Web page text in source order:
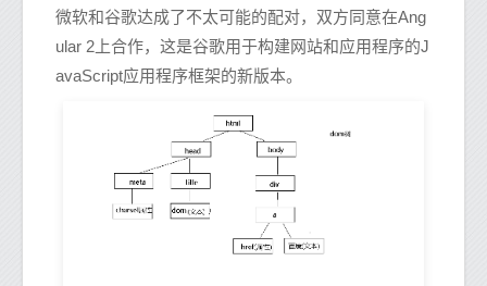
微软和谷歌达成了不太可能的配对，双方同意在Ang
ular 2上合作，这是谷歌用于构建网站和应用程序的J
avaScript应用程序框架的新版本。